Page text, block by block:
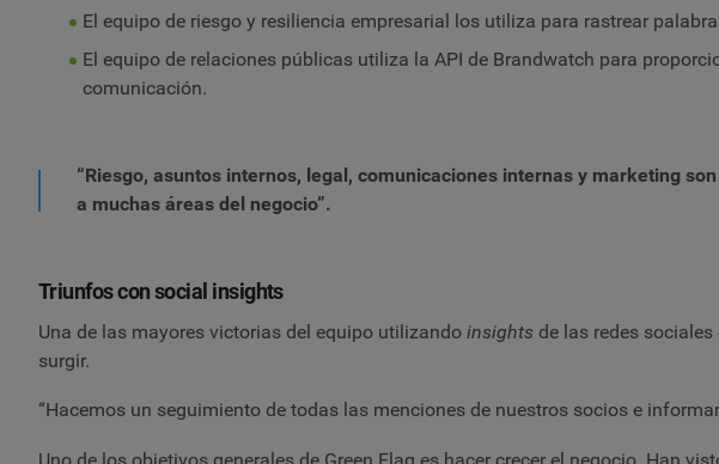
El equipo de riesgo y resiliencia empresarial los utiliza para rastrear
El equipo de relaciones públicas utiliza la API de Brandwatch para
comunicación.
“Riesgo, asuntos internos, legal, comunicaciones internas y marketing
a muchas áreas del negocio”.
Triunfos con social insights
Una de las mayores victorias del equipo utilizando insights de las redes
surgir.
“Hacemos un seguimiento de todas las menciones de nuestros socios e
Uno de los objetivos generales de Green Flag es hacer crecer el negocio. Han